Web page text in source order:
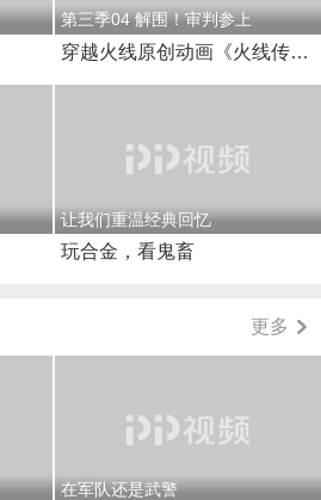
第三季04 解围！审判参上
穿越火线原创动画《火线传奇》
让我们重温经典回忆
玩合金，看鬼畜
更多
在军队还是武警